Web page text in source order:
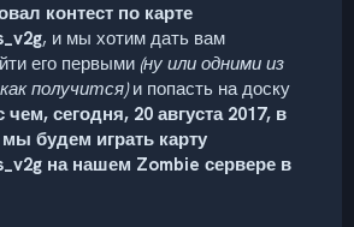
контест по карте
, и мы хотим дать вам
его первыми (ну или одними из
получится)и попасть на доску
чем, сегодня, 20 августа 2017, в
будем играть карту
на нашем Zombie сервере в